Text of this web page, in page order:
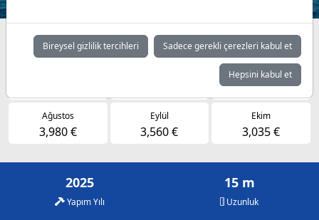
Müsaitlik durumuna göre günlük fiyatlar
Temmuz
3,980 €
Ağustos
3,980 €
Eylül
3,560 €
Ekim
3,035 €
2025
Yapım Yılı
15 m
Uzunluk
Bireysel gizlilik tercihleri Sadece gerekli çerezleri kabul et
Hepsini kabul et